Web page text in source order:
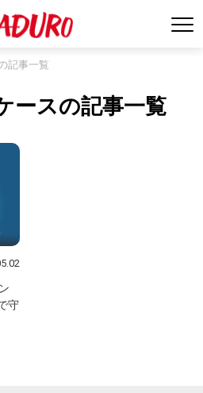
記事一覧
ースの記事一覧
守